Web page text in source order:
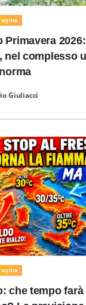
Primavera
nel complesso
Giuliacci
che tempo